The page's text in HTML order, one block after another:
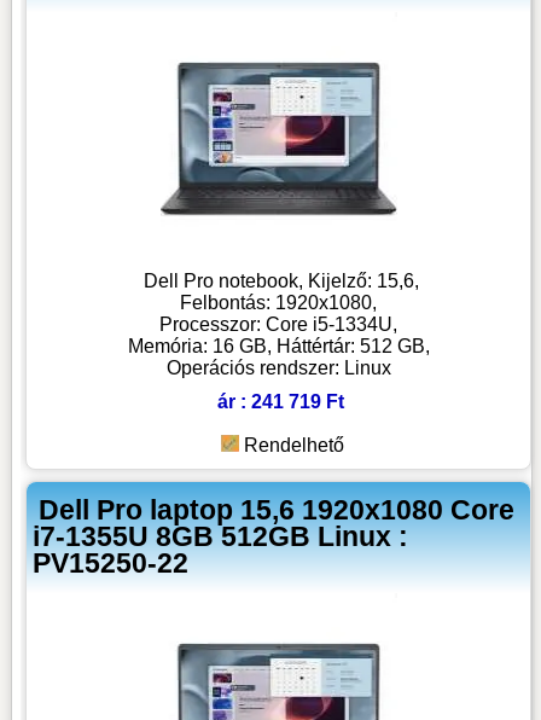
Dell Pro notebook, Kijelző: 15,6,
Felbontás: 1920x1080,
Processzor: Core i5-1334U,
Memória: 16 GB, Háttértár: 512 GB,
Operációs rendszer: Linux
ár : 241 719 Ft
Rendelhető
Dell Pro laptop 15,6 1920x1080 Core
i7-1355U 8GB 512GB Linux :
PV15250-22